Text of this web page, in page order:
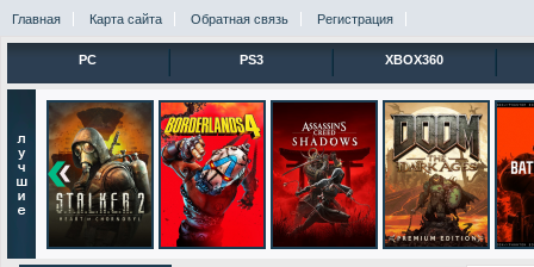
Главная Карта сайта Обратная связь Регистрация
PC PS3 XBOX360